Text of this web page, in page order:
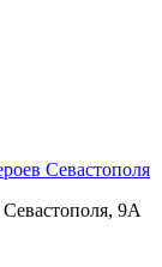
Севастополя
9А